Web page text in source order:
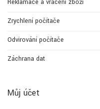
Reklamace a vrácení zboží
Zrychlení počítače
Odvirování počítače
Záchrana dat
Můj účet